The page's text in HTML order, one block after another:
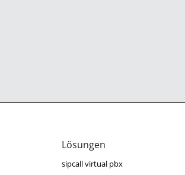
Lösungen
sipcall virtual pbx